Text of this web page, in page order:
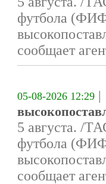
футбола
сообщает
05-08-2026 12:29 |
5 августа. /
футбола
сообщает